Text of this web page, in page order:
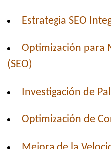
Estrategia SEO
Optimización para
(SEO)
Investigación de
Optimización de